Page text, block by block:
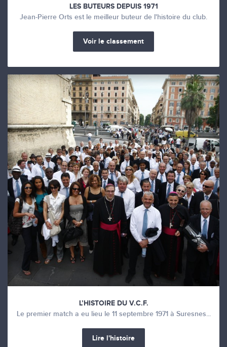
LES BUTEURS DEPUIS 1971
Jean-Pierre Orts est le meilleur buteur de l'histoire du club.
Voir le classement
L’HISTOIRE DU V.C.F.
Le premier match a eu lieu le 11 septembre 1971 à Suresnes...
Lire l'histoire